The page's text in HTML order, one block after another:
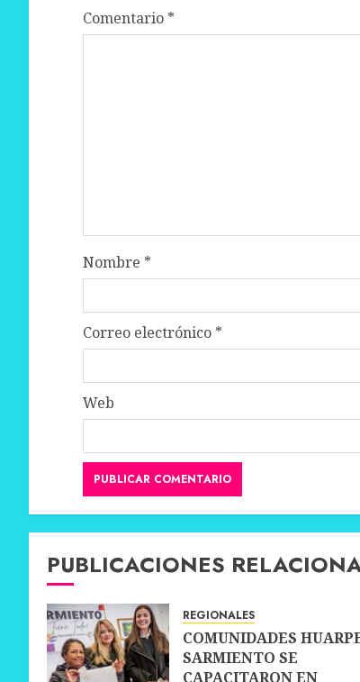
Comentario *
Nombre *
Correo electrónico *
Web
PUBLICACIONES
REGIONALES
COMUNIDADES
SARMIENTO SE
CAPACITARON EN